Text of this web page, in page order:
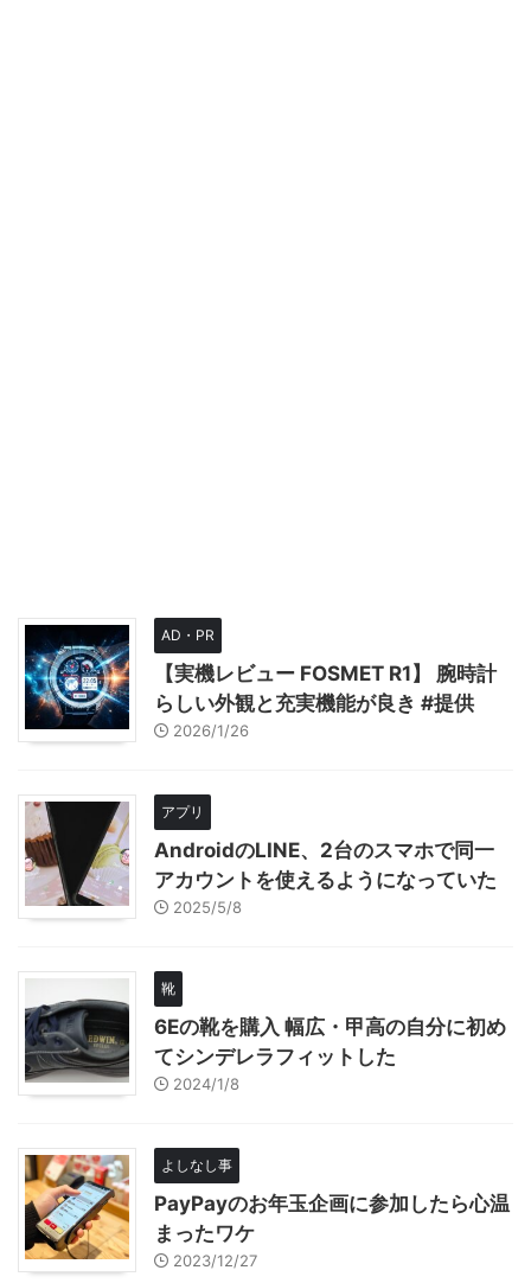
AD・PR
【実機レビュー FOSMET R1】 腕時計
らしい外観と充実機能が良き #提供
2026/1/26
アプリ
AndroidのLINE、2台のスマホで同一
アカウントを使えるようになっていた
2025/5/8
靴
6Eの靴を購入 幅広・甲高の自分に初め
てシンデレラフィットした
2024/1/8
よしなし事
PayPayのお年玉企画に参加したら心温
まったワケ
2023/12/27